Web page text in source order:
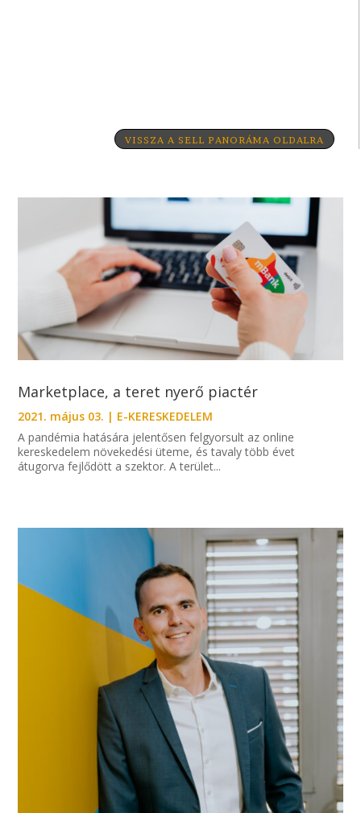
VISSZA A SELL PANORÁMA OLDALRA
Marketplace, a teret nyerő piactér
2021. május 03. | E-KERESKEDELEM
A pandémia hatására jelentősen felgyorsult az online
kereskedelem növekedési üteme, és tavaly több évet
átugorva fejlődött a szektor. A terület...